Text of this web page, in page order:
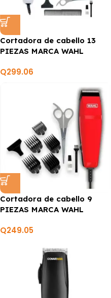
Cortadora de cabello 13
PIEZAS MARCA WAHL
Q299.06
Cortadora de cabello 9
PIEZAS MARCA WAHL
Q249.05